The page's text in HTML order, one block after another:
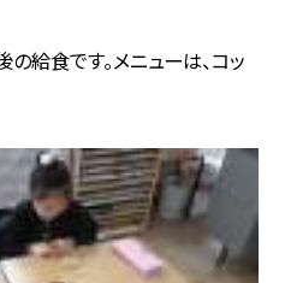
の給食です。メニューは、コッ